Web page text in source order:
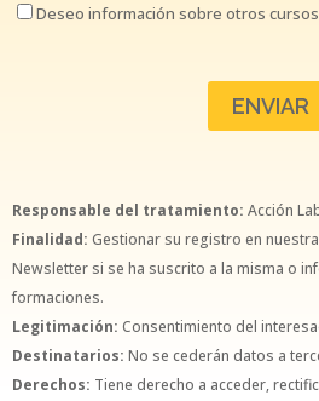
Deseo información sobre otros
Responsable del tratamiento: Acción
Finalidad: Gestionar su registro en
Newsletter si se ha suscrito a la misma o
formaciones.
Legitimación: Consentimiento del
Destinatarios: No se cederán datos a
Derechos: Tiene derecho a acceder,